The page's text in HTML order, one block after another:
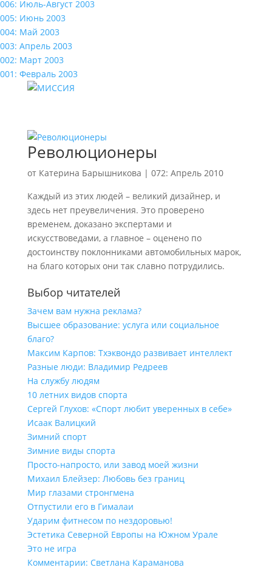
006: Июль-Август 2003
005: Июнь 2003
004: Май 2003
003: Апрель 2003
002: Март 2003
001: Февраль 2003
Революционеры
от Катерина Барышникова | 072: Апрель 2010
Каждый из этих людей – великий дизайнер, и
здесь нет преувеличения. Это проверено
временем, доказано экспертами и
искусствоведами, а главное – оценено по
достоинству поклонниками автомобильных марок,
на благо которых они так славно потрудились.
Выбор читателей
Зачем вам нужна реклама?
Высшее образование: услуга или социальное
благо?
Максим Карпов: Тхэквондо развивает интеллект
Разные люди: Владимир Редреев
На службу людям
10 летних видов спорта
Сергей Глухов: «Спорт любит уверенных в себе»
Исаак Валицкий
Зимний спорт
Зимние виды спорта
Просто-напросто, или завод моей жизни
Михаил Блейзер: Любовь без границ
Мир глазами стронгмена
Отпустили его в Гималаи
Ударим фитнесом по нездоровью!
Эстетика Северной Европы на Южном Урале
Это не игра
Комментарии: Светлана Караманова